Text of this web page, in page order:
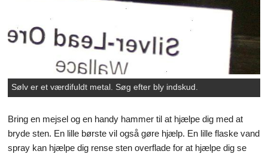
Sølv er et værdifuldt metal. Søg efter bly indskud.
Bring en mejsel og en handy hammer til at hjælpe dig med at
bryde sten. En lille børste vil også gøre hjælp. En lille flaske vand
spray kan hjælpe dig rense sten overflade for at hjælpe dig se